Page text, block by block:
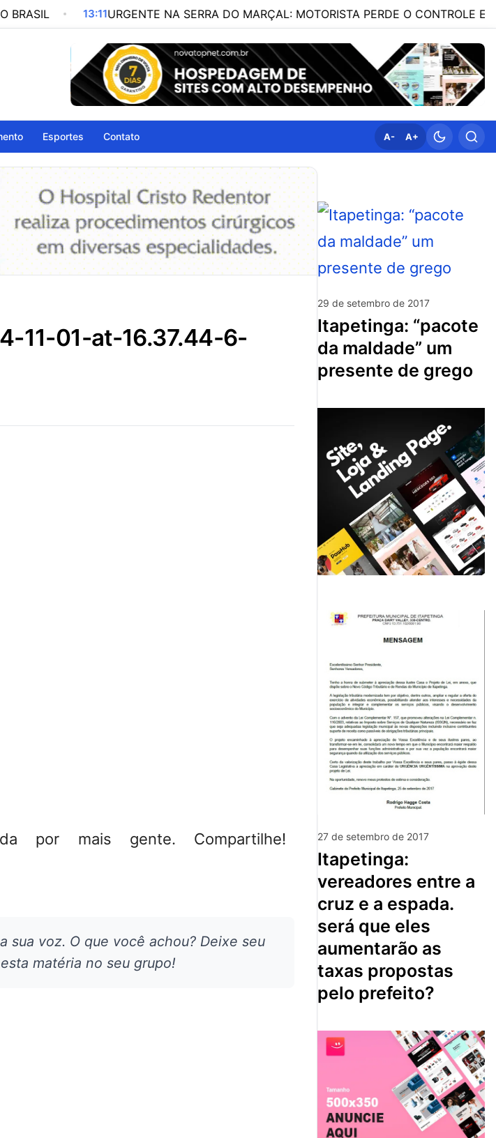
13:11URGENTE NA SERRA DO MARÇAL: MOTORISTA PERDE O CONTROLE E VEÍCULO
Esportes Contato A- A+
por mais gente. Compartilhe!
sua voz. O que você achou? Deixe seu
matéria no seu grupo!
29 de setembro de 2017
itapetinga: “pacote
da maldade” um
presente de grego
27 de setembro de 2017
itapetinga:
vereadores entre a
cruz e a espada.
será que eles
aumentarão as
taxas propostas
pelo prefeito?